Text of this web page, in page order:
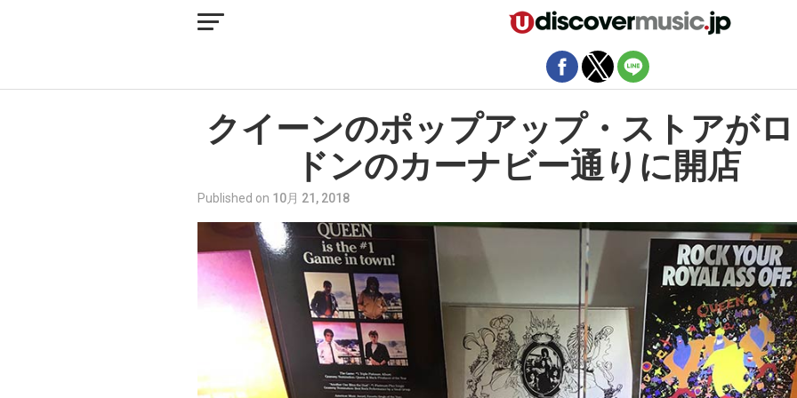
クイーンのポップアップ・ストアが
ドンのカーナビー通りに開店
Published on 10月 21, 2018
モバイルバージョンを終了